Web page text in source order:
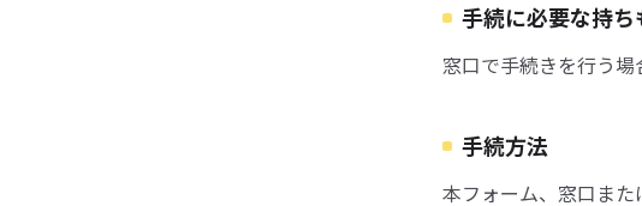
手続に必要な持ち
窓口で手続きを行う場
手続方法
本フォーム、窓口また